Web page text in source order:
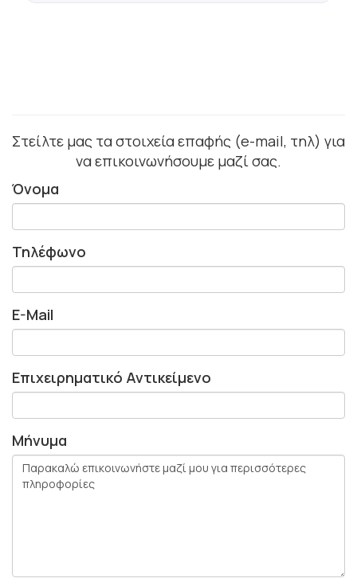
Στείλτε μας τα στοιχεία επαφής (e-mail, τηλ) για
να επικοινωνήσουμε μαζί σας.
Όνομα
Τηλέφωνο
E-Mail
Επιχειρηματικό Αντικείμενο
Μήνυμα